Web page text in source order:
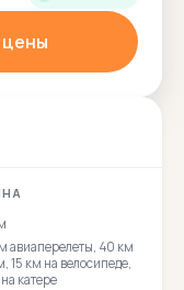
авиаперелеты, 40 км
15 км на велосипеде,
катере